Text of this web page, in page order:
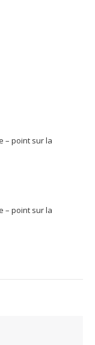
– point sur la
– point sur la